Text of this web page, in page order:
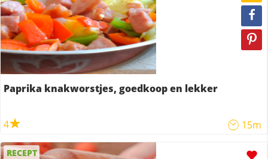
Paprika knakworstjes, goedkoop en lekker
4 15m
RECEPT